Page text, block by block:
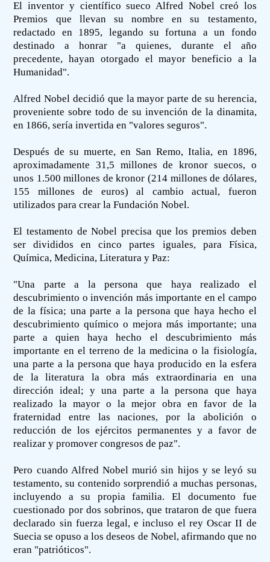
El inventor y científico sueco Alfred Nobel creó los
Premios que llevan su nombre en su testamento,
redactado en 1895, legando su fortuna a un fondo
destinado a honrar "a quienes, durante el año
precedente, hayan otorgado el mayor beneficio a la
Humanidad".
Alfred Nobel decidió que la mayor parte de su herencia,
proveniente sobre todo de su invención de la dinamita,
en 1866, sería invertida en "valores seguros".
Después de su muerte, en San Remo, Italia, en 1896,
aproximadamente 31,5 millones de kronor suecos, o
unos 1.500 millones de kronor (214 millones de dólares,
155 millones de euros) al cambio actual, fueron
utilizados para crear la Fundación Nobel.
El testamento de Nobel precisa que los premios deben
ser divididos en cinco partes iguales, para Física,
Química, Medicina, Literatura y Paz:
"Una parte a la persona que haya realizado el
descubrimiento o invención más importante en el campo
de la física; una parte a la persona que haya hecho el
descubrimiento químico o mejora más importante; una
parte a quien haya hecho el descubrimiento más
importante en el terreno de la medicina o la fisiología,
una parte a la persona que haya producido en la esfera
de la literatura la obra más extraordinaria en una
dirección ideal; y una parte a la persona que haya
realizado la mayor o la mejor obra en favor de la
fraternidad entre las naciones, por la abolición o
reducción de los ejércitos permanentes y a favor de
realizar y promover congresos de paz".
Pero cuando Alfred Nobel murió sin hijos y se leyó su
testamento, su contenido sorprendió a muchas personas,
incluyendo a su propia familia. El documento fue
cuestionado por dos sobrinos, que trataron de que fuera
declarado sin fuerza legal, e incluso el rey Oscar II de
Suecia se opuso a los deseos de Nobel, afirmando que no
eran "patrióticos".